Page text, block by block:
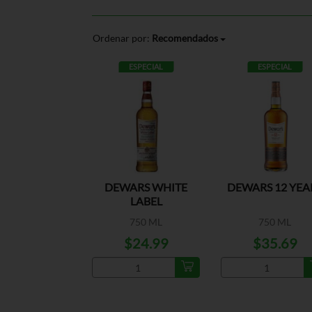
Ordenar por: Recomendados
ESPECIAL
DEWARS WHITE
LABEL
750 ML
$24.99
ESPECIAL
DEWARS 12
750 ML
$35.69